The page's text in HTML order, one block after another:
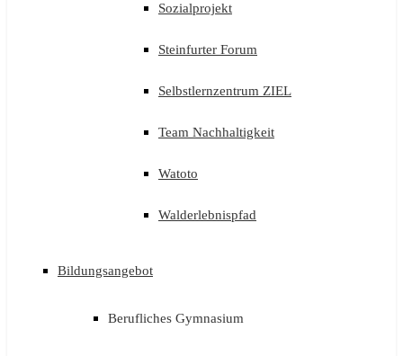
Sozialprojekt
Steinfurter Forum
Selbstlernzentrum ZIEL
Team Nachhaltigkeit
Watoto
Walderlebnispfad
Bildungsangebot
Berufliches Gymnasium